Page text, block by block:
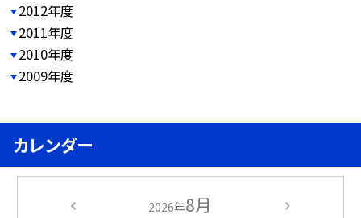
2012年度
2011年度
2010年度
2009年度
カレンダー
2026年8月